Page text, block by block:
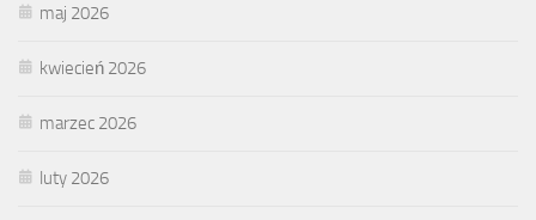
maj 2026
kwiecień 2026
marzec 2026
luty 2026